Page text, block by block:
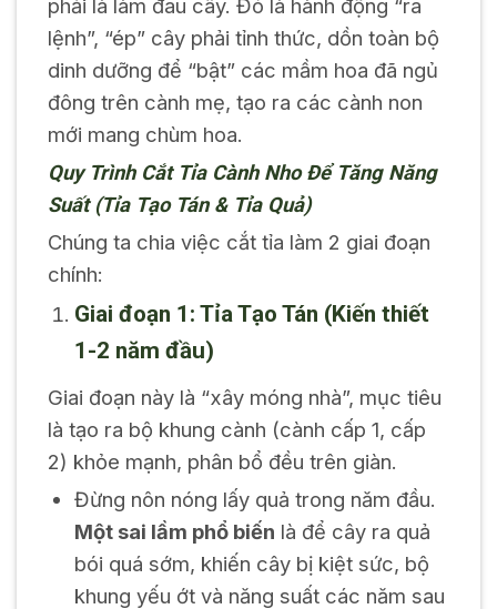
phải là làm đau cây. Đó là hành động “ra
lệnh”, “ép” cây phải tỉnh thức, dồn toàn bộ
dinh dưỡng để “bật” các mầm hoa đã ngủ
đông trên cành mẹ, tạo ra các cành non
mới mang chùm hoa.
Quy Trình Cắt Tỉa Cành Nho Để Tăng Năng
Suất (Tỉa Tạo Tán & Tỉa Quả)
Chúng ta chia việc cắt tỉa làm 2 giai đoạn
chính:
Giai đoạn 1: Tỉa Tạo Tán (Kiến thiết
1-2 năm đầu)
Giai đoạn này là “xây móng nhà”, mục tiêu
là tạo ra bộ khung cành (cành cấp 1, cấp
2) khỏe mạnh, phân bổ đều trên giàn.
Đừng nôn nóng lấy quả trong năm đầu.
Một sai lầm phổ biến là để cây ra quả
bói quá sớm, khiến cây bị kiệt sức, bộ
khung yếu ớt và năng suất các năm sau